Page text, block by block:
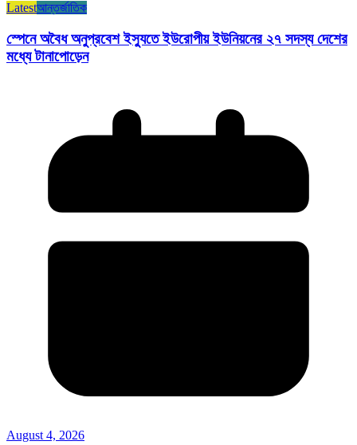
Latestআন্তর্জাতিক
স্পেনে অবৈধ অনুপ্রবেশ ইস্যুতে ইউরোপীয় ইউনিয়নের ২৭ সদস্য দেশের
মধ্যে টানাপোড়েন
August 4, 2026